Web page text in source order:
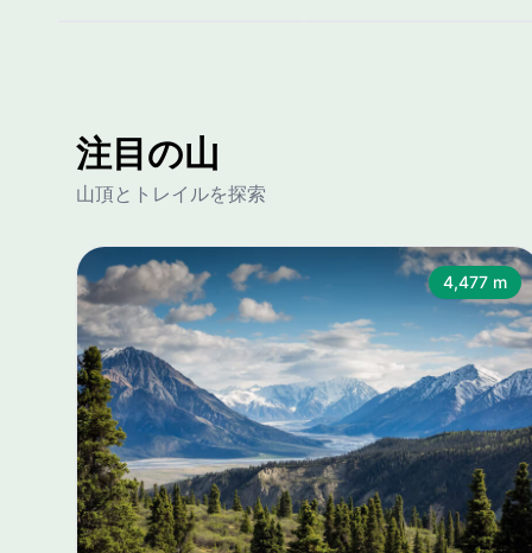
注目の山
山頂とトレイルを探索
4,477 m